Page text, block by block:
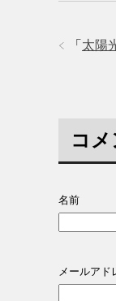
「 太陽
コ
名前
メールアド